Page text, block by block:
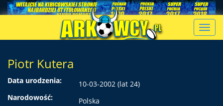
Piotr Kutera
Data urodzenia:
10-03-2002 (lat 24)
Narodowość:
Polska